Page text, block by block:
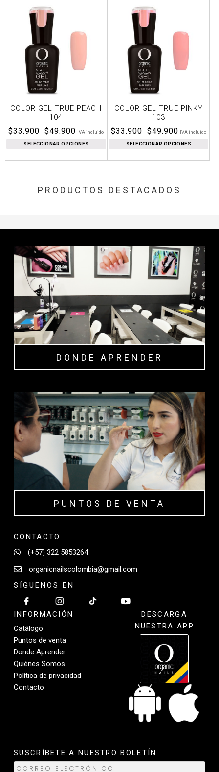
COLOR GEL TRUE PEACH
104
$33.900 - $49.900 Rango
desde
$49.900
IVA incluido
SELECCIONAR OPCIONES
COLOR GEL TRUE PINKY
103
$33.900 - $49.900 Rango
desde
$49.900
IVA incluido
SELECCIONAR OPCIONES
PRODUCTOS DESTACADOS
DONDE APRENDER
PUNTOS DE VENTA
CONTACTO
(+57) 322 5853264
organicnailscolombia@gmail.com
SÍGUENOS EN
INFORMACIÓN
Catálogo
Puntos de venta
Donde Aprender
Quiénes Somos
Política de privacidad
Contacto
DESCARGA
NUESTRA APP
SUSCRÍBETE A NUESTRO BOLETÍN